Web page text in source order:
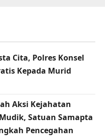
Cita, Polres Konsel
Kepada Murid
Aksi Kejahatan
Satuan Samapta
Pencegahan